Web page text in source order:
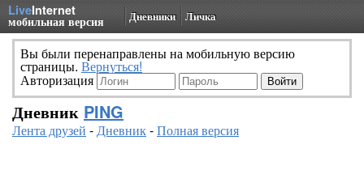
LiveInternet
мобильная версия Дневники Личка
Вы были перенаправлены на мобильную версию
страницы. Вернуться!
Авторизация
Дневник PING
Лента друзей -Дневник-Полная версия